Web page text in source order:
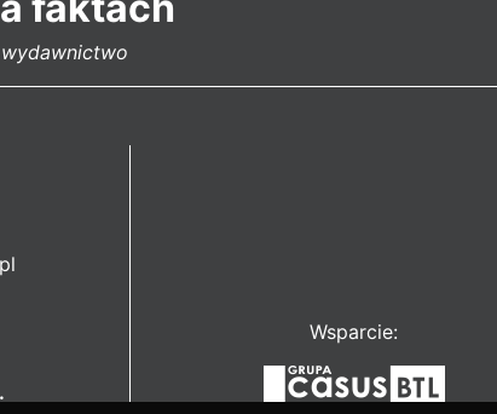
Wsparcie: